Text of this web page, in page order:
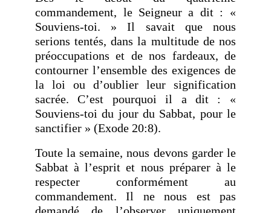
commandement, le Seigneur a dit : «
Souviens-toi. » Il savait que nous
serions tentés, dans la multitude de nos
préoccupations et de nos fardeaux, de
contourner l’ensemble des exigences de
la loi ou d’oublier leur signification
sacrée. C’est pourquoi il a dit : «
Souviens-toi du jour du Sabbat, pour le
sanctifier » (Exode 20:8).
Toute la semaine, nous devons garder le
Sabbat à l’esprit et nous préparer à le
respecter conformément au
commandement. Il ne nous est pas